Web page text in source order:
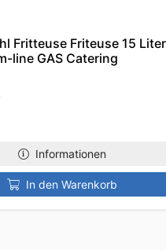
Fritteuse Friteuse 15 Liter
line GAS Catering
Informationen
In den Warenkorb